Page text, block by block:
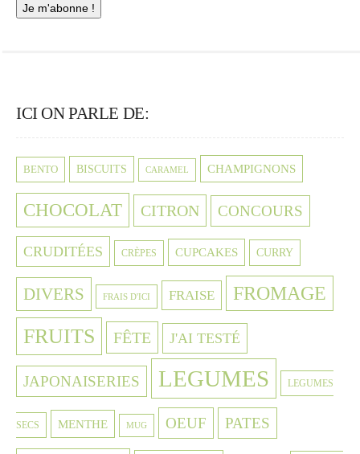
ICI ON PARLE DE:
BENTO BISCUITS CARAMEL CHAMPIGNONS
CHOCOLAT CITRON CONCOURS
CRUDITÉES CRÈPES CUPCAKES CURRY
DIVERS FRAIS D'ICI FRAISE FROMAGE
FRUITS FÊTE J'AI TESTÉ
JAPONAISERIES LEGUMES LEGUMES
SECS MENTHE MUG OEUF PATES